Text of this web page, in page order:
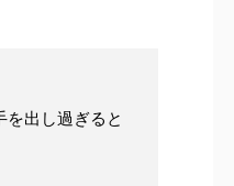
出し過ぎると